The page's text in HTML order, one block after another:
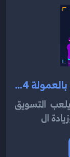
تعرف على طريقة وكيفية التسويق بالعمولة 2024
يلعب التسويق
ال